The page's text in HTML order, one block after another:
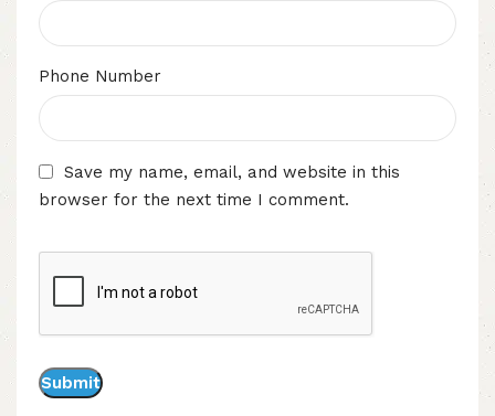
Phone Number
Save my name, email, and website in this
browser for the next time I comment.